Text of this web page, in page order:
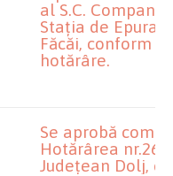
al S.C.
Staţia de
Făcăi, conform
hotărâre.
Se aprobă
Hotărârea nr.26/
Judeţean Dolj,